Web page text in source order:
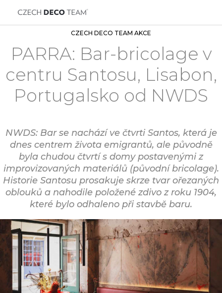
CZECH DECO TEAM AKCE
PARRA: Bar-bricolage v
centru Santosu, Lisabon,
Portugalsko od NWDS
NWDS: Bar se nachází ve čtvrti Santos, která je
dnes centrem života emigrantů, ale původně
byla chudou čtvrtí s domy postavenými z
improvizovaných materiálů (původní bricolage).
Historie Santosu prosakuje skrze tvar ořezaných
oblouků a nahodile položené zdivo z roku 1904,
které bylo odhaleno při stavbě baru.